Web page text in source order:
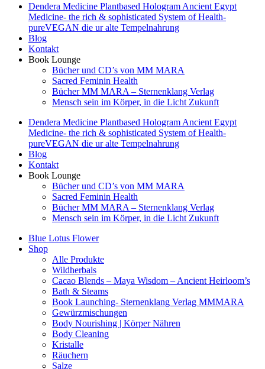
Dendera Medicine Plantbased Hologram Ancient Egypt
Medicine- the rich & sophisticated System of Health-
pureVEGAN die ur alte Tempelnahrung
Blog
Kontakt
Book Lounge
Bücher und CD’s von MM MARA
Sacred Feminin Health
Bücher MM MARA – Sternenklang Verlag
Mensch sein im Körper, in die Licht Zukunft
Dendera Medicine Plantbased Hologram Ancient Egypt
Medicine- the rich & sophisticated System of Health-
pureVEGAN die ur alte Tempelnahrung
Blog
Kontakt
Book Lounge
Bücher und CD’s von MM MARA
Sacred Feminin Health
Bücher MM MARA – Sternenklang Verlag
Mensch sein im Körper, in die Licht Zukunft
Blue Lotus Flower
Shop
Alle Produkte
Wildherbals
Cacao Blends – Maya Wisdom – Ancient Heirloom’s
Bath & Steams
Book Launching- Sternenklang Verlag MMMARA
Gewürzmischungen
Body Nourishing | Körper Nähren
Body Cleaning
Kristalle
Räuchern
Salze